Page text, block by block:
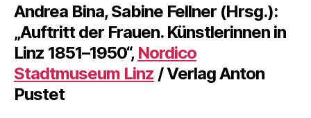
Andrea Bina, Sabine Fellner (Hrsg.):
„Auftritt der Frauen. Künstlerinnen in
Linz 1851–1950“, Nordico
Stadtmuseum Linz / Verlag Anton
Pustet